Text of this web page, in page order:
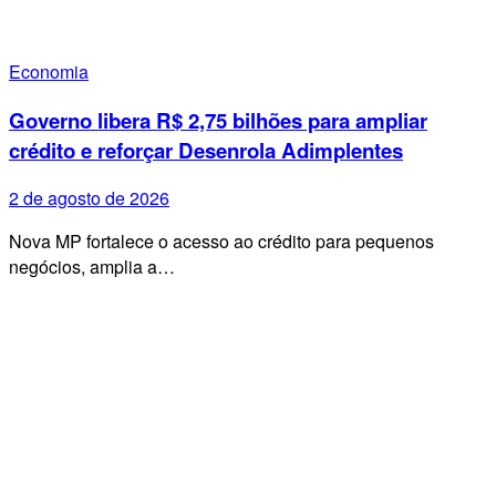
Economia
Governo libera R$ 2,75 bilhões para ampliar
crédito e reforçar Desenrola Adimplentes
2 de agosto de 2026
Nova MP fortalece o acesso ao crédito para pequenos
negócios, amplia a…